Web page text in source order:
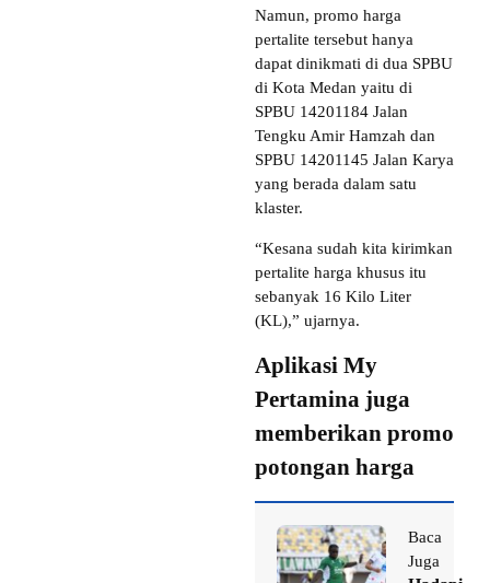
Namun, promo harga
pertalite tersebut hanya
dapat dinikmati di dua SPBU
di Kota Medan yaitu di
SPBU 14201184 Jalan
Tengku Amir Hamzah dan
SPBU 14201145 Jalan Karya
yang berada dalam satu
klaster.
“Kesana sudah kita kirimkan
pertalite harga khusus itu
sebanyak 16 Kilo Liter
(KL),” ujarnya.
Aplikasi My
Pertamina juga
memberikan promo
potongan harga
Baca
Juga